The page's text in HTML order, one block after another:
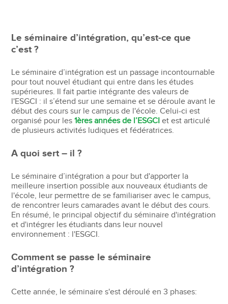
Le séminaire d’intégration, qu’est-ce que
c’est ?
Le séminaire d’intégration est un passage incontournable
pour tout nouvel étudiant qui entre dans les études
supérieures. Il fait partie intégrante des valeurs de
l'ESGCI : il s’étend sur une semaine et se déroule avant le
début des cours sur le campus de l'école. Celui-ci est
organisé pour les 1ères années de l’ESGCI et est articulé
de plusieurs activités ludiques et fédératrices.
A quoi sert – il ?
Le séminaire d’intégration a pour but d'apporter la
meilleure insertion possible aux nouveaux étudiants de
l'école, leur permettre de se familiariser avec le campus,
de rencontrer leurs camarades avant le début des cours.
En résumé, le principal objectif du séminaire d'intégration
et d'intégrer les étudiants dans leur nouvel
environnement : l'ESGCI.
Comment se passe le séminaire
d’intégration ?
Cette année, le séminaire s'est déroulé en 3 phases: